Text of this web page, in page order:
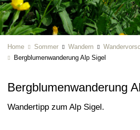
Home Sommer Wandern
Bergblumenwanderung Alp Sigel
Bergblumenwanderung
Wandertipp zum Alp Sigel.